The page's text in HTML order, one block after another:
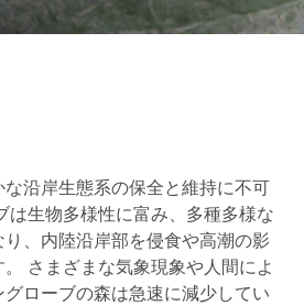
沿岸生態系の保全と維持に不可
は生物多様性に富み、多種多様な
、内陸沿岸部を侵食や高潮の影
さまざまな気象現象や人間によ
ローブの森は急速に減少してい